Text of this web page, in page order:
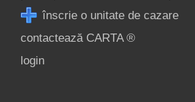
înscrie o unitate de cazare
contactează CARTA ®
login